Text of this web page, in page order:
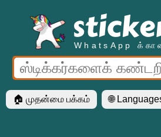
WhatsApp
🏠 முதன்மை பக்கம் 🌐